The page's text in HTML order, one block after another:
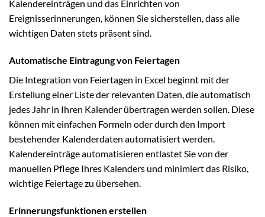
Kalendereinträgen und das Einrichten von
Ereignisserinnerungen, können Sie sicherstellen, dass alle
wichtigen Daten stets präsent sind.
Automatische Eintragung von Feiertagen
Die Integration von Feiertagen in Excel beginnt mit der
Erstellung einer Liste der relevanten Daten, die automatisch
jedes Jahr in Ihren Kalender übertragen werden sollen. Diese
können mit einfachen Formeln oder durch den Import
bestehender Kalenderdaten automatisiert werden.
Kalendereinträge automatisieren entlastet Sie von der
manuellen Pflege Ihres Kalenders und minimiert das Risiko,
wichtige Feiertage zu übersehen.
Erinnerungsfunktionen erstellen